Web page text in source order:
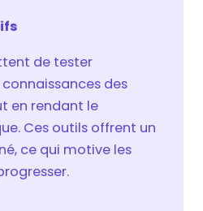
de tester
des
en rendant le
Ces outils offrent un
ce qui motive les